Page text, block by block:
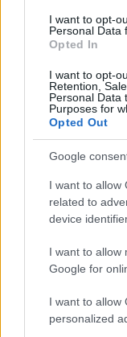
I want to opt-
Personal Data
Opted In
I want to opt-
Retention,
Personal Data
Purposes for
Opted Out
Google
I want to allow
related to
device
I want to allow
Google for
I want to allow
personalized
Condividi
F
a
ce
b
o
o
k
T
w
it
te
r
NOTIZIE RECENTI
2026
Le